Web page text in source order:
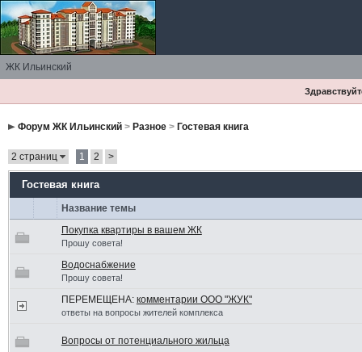
ЖК Ильинский
Форум ЖК Ильинский> Разное> Гостевая книга
2 страниц 1 2 >
Гостевая книга
Название темы
Покупка квартиры в вашем ЖК
Прошу совета!
Водоснабжение
Прошу совета!
ПЕРЕМЕЩЕНА: комментарии ООО "ЖУК"
ответы на вопросы жителей комплекса
Вопросы от потенциального жильца